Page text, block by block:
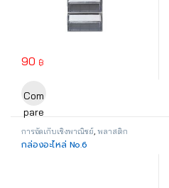
90 ฿
Com
pare
การจัดเก็บเชิงพาณิชย์,พลาสติก
อุตสาหกรรม
กล่องอะไหล่ No.6